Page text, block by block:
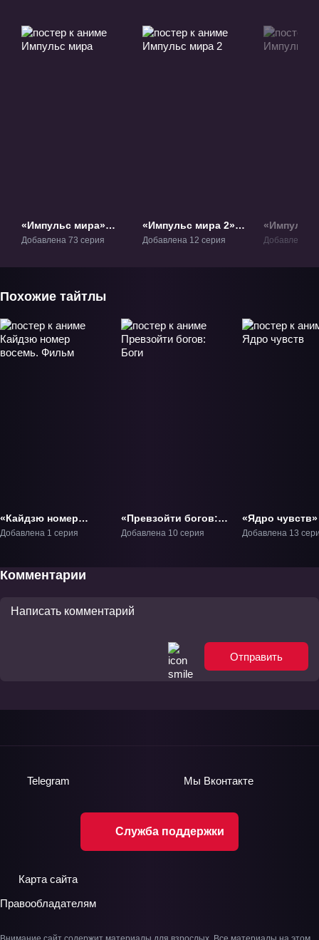
«Импульс мира»
ТВ-1
Добавлена 73 серия
«Импульс мира 2»
ТВ-2
Добавлена 12 серия
«Импульс
ТВ-3
Добавлена
Похожие тайтлы
«Кайдзю номер
восемь. Фильм»
Добавлена 1 серия
«Превзойти богов:
Боги» ТВ-1
Добавлена 10 серия
«Ядро
Добавлена 13
Комментарии
Отправить
Служба поддержки
Telegram Мы Вконтакте
Карта сайта
Правообладателям